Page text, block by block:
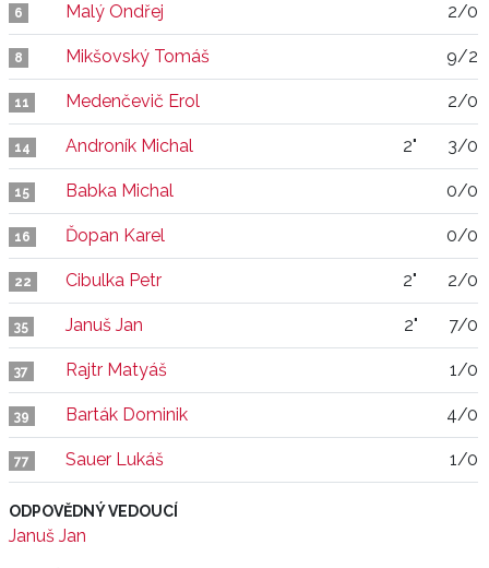
6 Malý Ondřej 2/0
8 Mikšovský Tomáš 9/2
11 Medenčevič Erol 2/0
14 Androník Michal 2" 3/0
15 Babka Michal 0/0
16 Ďopan Karel 0/0
22 Cibulka Petr 2" 2/0
35 Januš Jan 2" 7/0
37 Rajtr Matyáš 1/0
39 Barták Dominik 4/0
77 Sauer Lukáš 1/0
ODPOVĚDNÝ VEDOUCÍ
Januš Jan